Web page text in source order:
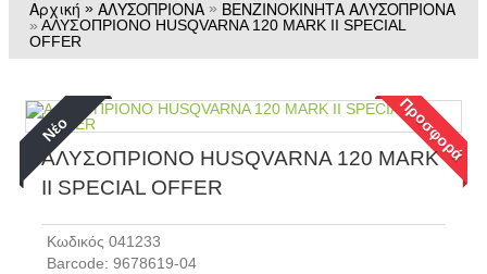
Αρχική » ΑΛΥΣΟΠΡΙΟΝΑ » ΒΕΝΖΙΝΟΚΙΝΗΤΑ ΑΛΥΣΟΠΡΙΟΝΑ
»ΑΛΥΣΟΠΡΙΟΝΟ HUSQVARNA 120 MARK II SPECIAL
OFFER
Προσφορά
Νέο
ΑΛΥΣΟΠΡΙΟΝΟ HUSQVARNA 120 MARK
II SPECIAL OFFER
Kωδικός 041233
Barcode: 9678619-04